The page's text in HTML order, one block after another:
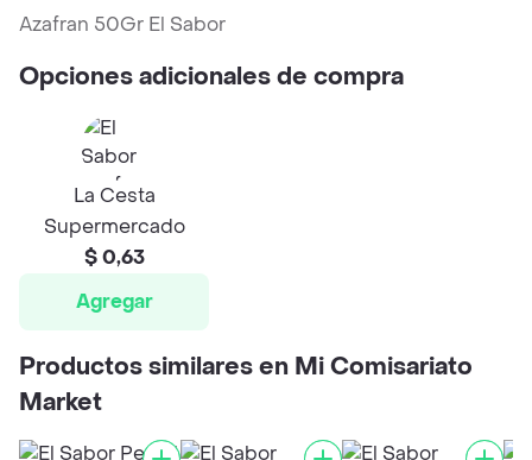
Azafran 50Gr El Sabor
Opciones adicionales de compra
La Cesta
Supermercado
$ 0,63
Agregar
Productos similares en Mi Comisariato
Market